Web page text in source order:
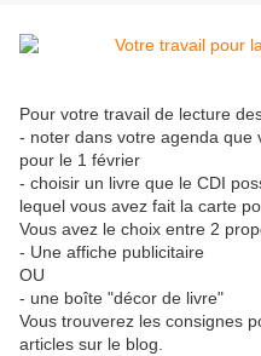
Pour votre travail de lecture
- noter dans votre agenda que
pour le 1 février
- choisir un livre que le CDI
lequel vous avez fait la carte
Vous avez le choix entre 2
- Une affiche publicitaire
OU
- une boîte "décor de livre"
Vous trouverez les consignes
articles sur le blog.